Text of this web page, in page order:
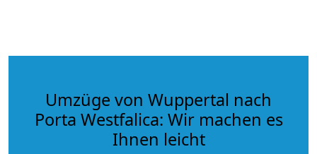
Umzüge von Wuppertal nach
Porta Westfalica: Wir machen es
Ihnen leicht